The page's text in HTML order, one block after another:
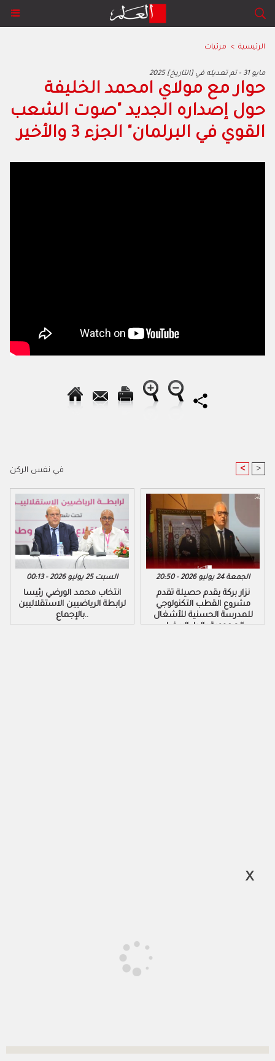
الرئيسية > مرئيات
2025 مايو 31 - تم تعديله في [التاريخ]
حوار مع مولاي امحمد الخليفة
حول إصداره الجديد "صوت الشعب
القوي في البرلمان" الجزء 3 والأخير
في نفس الركن < >
السبت 25 يوليو 2026 - 00:13
​انتخاب محمد الورضي رئيسا
لرابطة الرياضيين الاستقلاليين
بالإجماع..
الجمعة 24 يوليو 2026 - 20:50
نزار بركة يقدم حصيلة تقدم
مشروع القطب التكنولوجي
للمدرسة الحسنية للأشغال
العمومية بالدار البيضاء